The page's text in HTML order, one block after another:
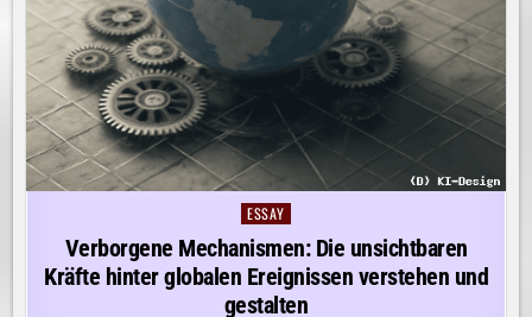
Posted
in
ESSAY
Verborgene Mechanismen: Die unsichtbaren
Kräfte hinter globalen Ereignissen verstehen und
gestalten